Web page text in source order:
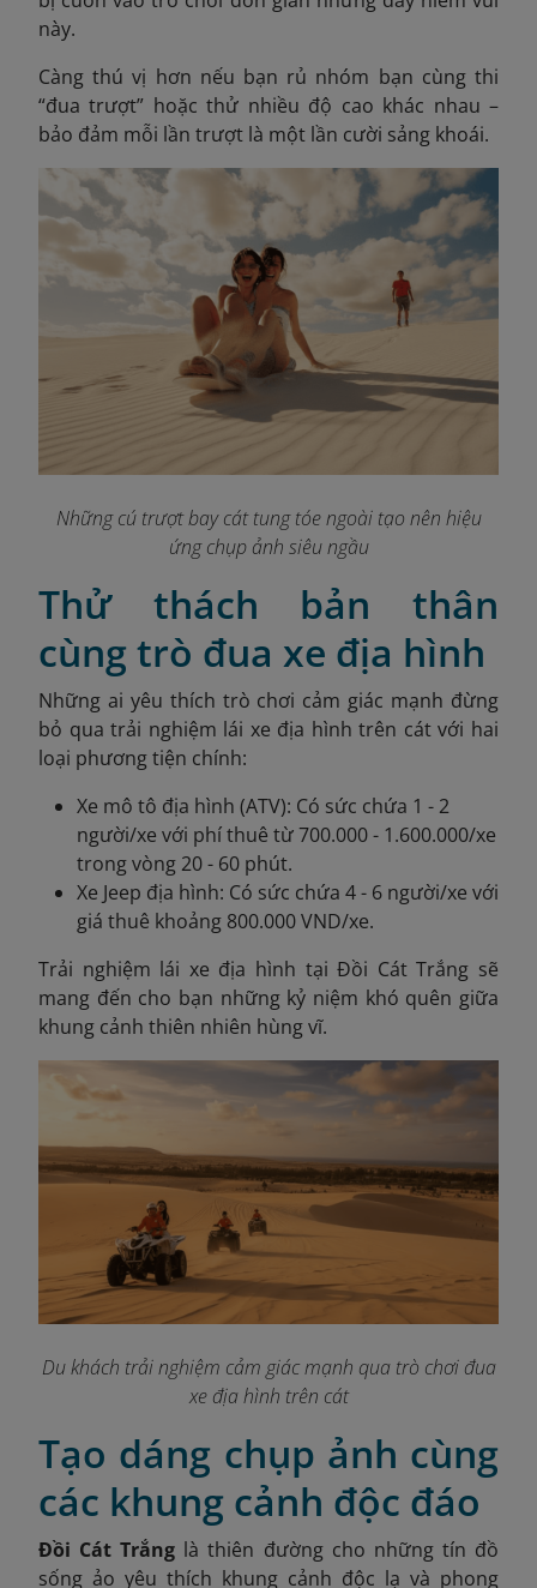
này.
Càng thú vị hơn nếu bạn rủ nhóm bạn cùng thi
“đua trượt” hoặc thử nhiều độ cao khác nhau –
bảo đảm mỗi lần trượt là một lần cười sảng khoái.
Những cú trượt bay cát tung tóe ngoài tạo nên hiệu
ứng chụp ảnh siêu ngầu
Thử thách bản thân
cùng trò đua xe địa hình
Những ai yêu thích trò chơi cảm giác mạnh đừng
bỏ qua trải nghiệm lái xe địa hình trên cát với hai
loại phương tiện chính:
Xe mô tô địa hình (ATV): Có sức chứa 1 - 2
người/xe với phí thuê từ 700.000 - 1.600.000/xe
trong vòng 20 - 60 phút.
Xe Jeep địa hình: Có sức chứa 4 - 6 người/xe với
giá thuê khoảng 800.000 VND/xe.
Trải nghiệm lái xe địa hình tại Đồi Cát Trắng sẽ
mang đến cho bạn những kỷ niệm khó quên giữa
khung cảnh thiên nhiên hùng vĩ.
Du khách trải nghiệm cảm giác mạnh qua trò chơi đua
xe địa hình trên cát
Tạo dáng chụp ảnh cùng
các khung cảnh độc đáo
Đồi Cát Trắng là thiên đường cho những tín đồ
sống ảo yêu thích khung cảnh độc lạ và phong